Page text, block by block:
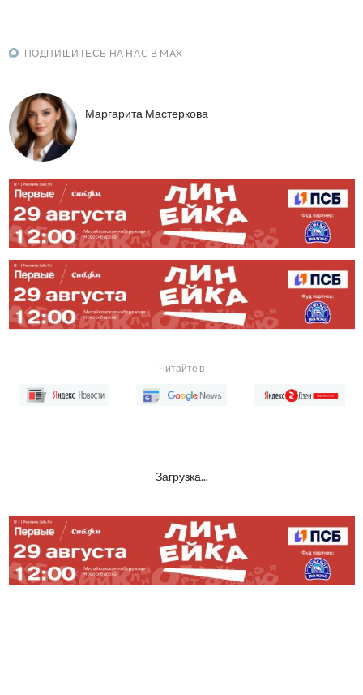
ПОДПИШИТЕСЬ НА НАС В MAX
Маргарита Мастеркова
Читайте в
Загрузка...